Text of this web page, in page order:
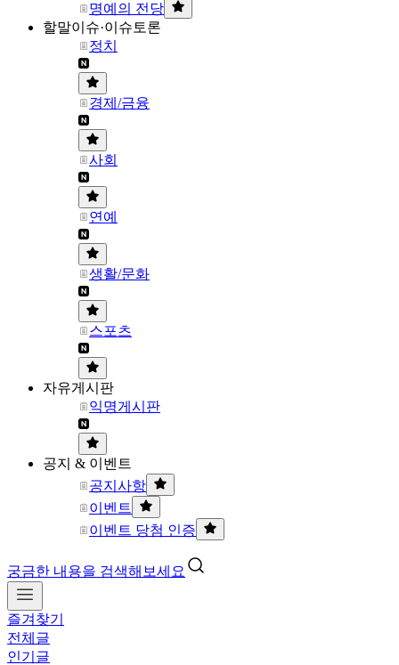
명예의 전당
할말이슈·이슈토론
정치
경제/금융
사회
연예
생활/문화
스포츠
자유게시판
익명게시판
공지 & 이벤트
공지사항
이벤트
이벤트 당첨 인증
궁금한 내용을 검색해보세요
즐겨찾기
전체글
인기글